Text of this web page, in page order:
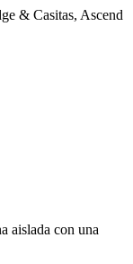
& Casitas, Ascend
aislada con una